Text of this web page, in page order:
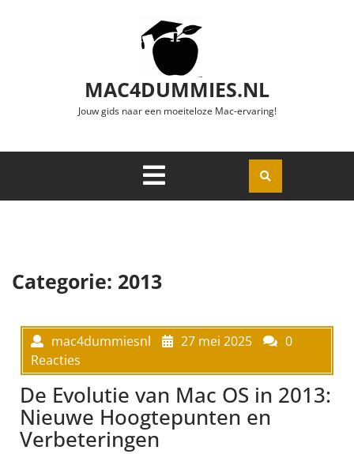
MAC4DUMMIES.NL
Jouw gids naar een moeiteloze Mac-ervaring!
Openen
Categorie: 2013
mac4dummiesnl 27 mei 2025
0
Reacties
De Evolutie van Mac OS in 2013:
Nieuwe Hoogtepunten en
Verbeteringen